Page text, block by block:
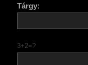
Tárgy:
3+2=?